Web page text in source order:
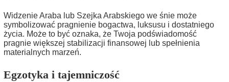
Widzenie Araba lub Szejka Arabskiego we śnie może
symbolizować pragnienie bogactwa, luksusu i dostatniego
życia. Może to być oznaka, że Twoja podświadomość
pragnie większej stabilizacji finansowej lub spełnienia
materialnych marzeń.
Egzotyka i tajemniczość